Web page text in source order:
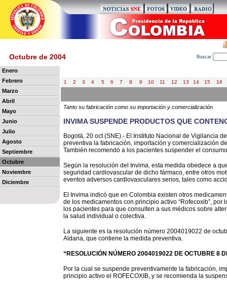
Octubre de 2004 Buscar
Enero
Febrero
Marzo
Abril
Mayo
Junio
Julio
Agosto
Septiembre
Octubre
Noviembre
Diciembre
1 2 3 4 5 6 7 8 9 10 11 12 13 14 15 16
Tanto su fabricación como su importación y comercialización
INVIMA SUSPENDE PRODUCTOS QUE
Bogotá, 20 oct (SNE).- El Instituto Nacional de Vigilancia
preventiva la fabricación, importación y comercialización
También recomendó a los pacientes suspender el
Según la resolución del Invima, esta medida obedece a
seguridad cardiovascular de dicho fármaco, entre otros
eventos adversos cardiovasculares serios, tales como
El Invima indicó que en Colombia existen otros
de los medicamentos con principio activo “Rofecoxib”,
los pacientes para que consulten a sus médicos sobre
la salud individual o colectiva.
La siguiente es la resolución número 2004019022 de
Aldana, que contiene la medida preventiva.
“RESOLUCIÓN NÚMERO 2004019022 DE OCTUBRE 8
Por la cual se suspende preventivamente la fabricación,
principio activo el ROFECOXIB, y se recomienda la